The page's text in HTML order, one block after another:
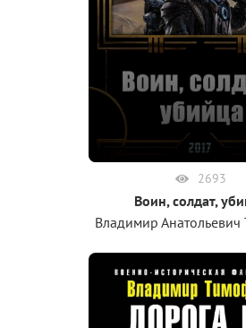
2693
Воин, солдат,
Владимир